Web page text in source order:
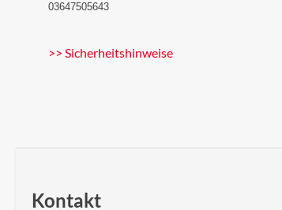
03647505643
>> Sicherheitshinweise
Kontakt